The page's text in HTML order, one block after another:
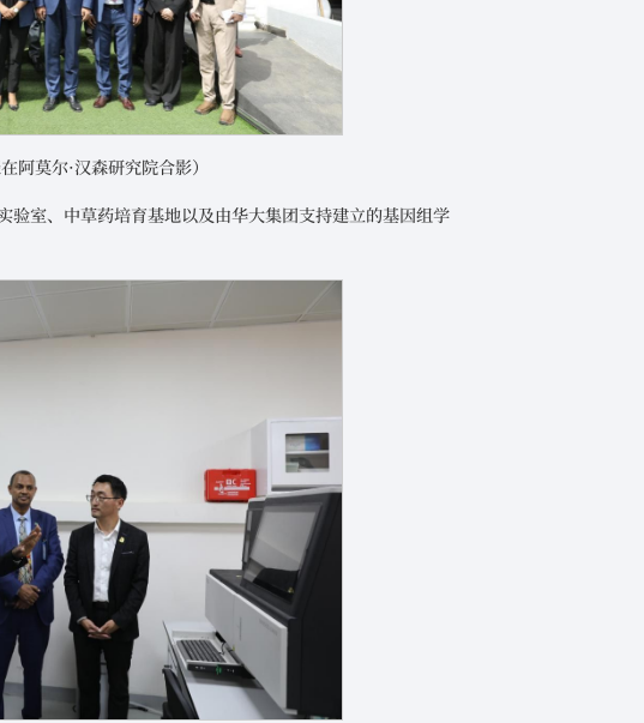
阿莫尔·汉森研究院合影）
验室、中草药培育基地以及由华大集团支持建立的基因组学